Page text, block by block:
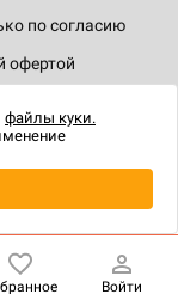
по согласию
офертой
Войти
файлы куки.